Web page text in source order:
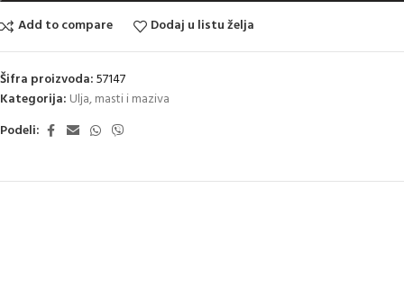
Add to compare
Dodaj u listu želja
Šifra proizvoda:57147
Kategorija: Ulja, masti i maziva
Podeli: